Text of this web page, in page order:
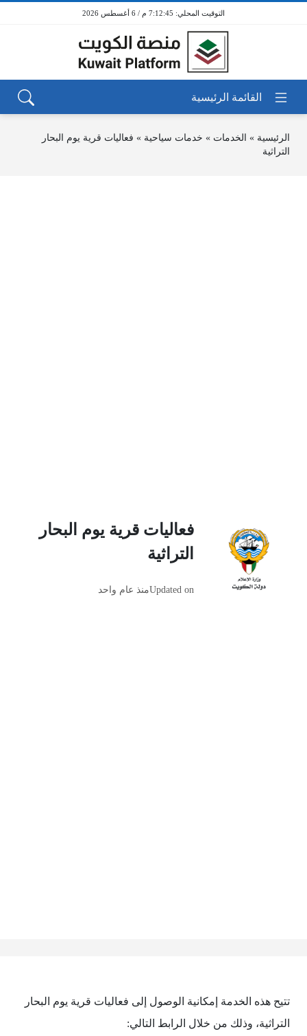
7:12:45 م / 6 أغسطس 2026
الرئيسية » الخدمات » خدمات سياحية » فعاليات قرية يوم البحار
التراثية
فعاليات قرية يوم البحار
التراثية
Updated onمنذ عام واحد
تتيح هذه الخدمة إمكانية الوصول إلى فعاليات قرية يوم البحار
التراثية، وذلك من خلال الرابط التالي: